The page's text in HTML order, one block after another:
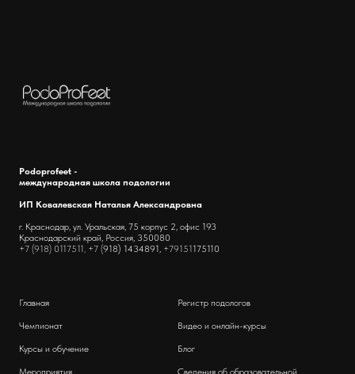
Podoprofeet -
международная школа подологии
ИП Ковалевская Наталья Александровна
г. Краснодар, ул. Уральская, 75 корпус 2, офис 193
Краснодарский край, Россия, 350080
+7 (918) 0117511, +7 (918) 1434891, +79151175110
Главная
Чемпионат
Курсы и обучение
Мероприятия
Регистр подологов
Видео и онлайн-курсы
Блог
Сведения об образовательной